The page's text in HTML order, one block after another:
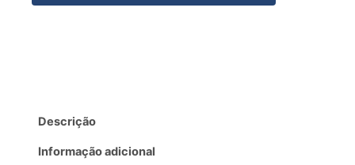
Descrição
Informação adicional